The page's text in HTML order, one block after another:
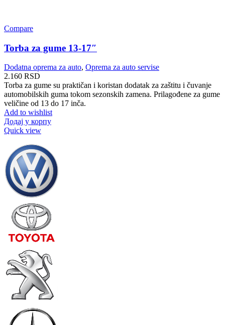
Compare
Torba za gume 13-17″
Dodatna oprema za auto, Oprema za auto servise
2.160 RSD
Torba za gume su praktičan i koristan dodatak za zaštitu i čuvanje
automobilskih guma tokom sezonskih zamena. Prilagođene za gume
veličine od 13 do 17 inča.
Add to wishlist
Додај у корпу
Quick view